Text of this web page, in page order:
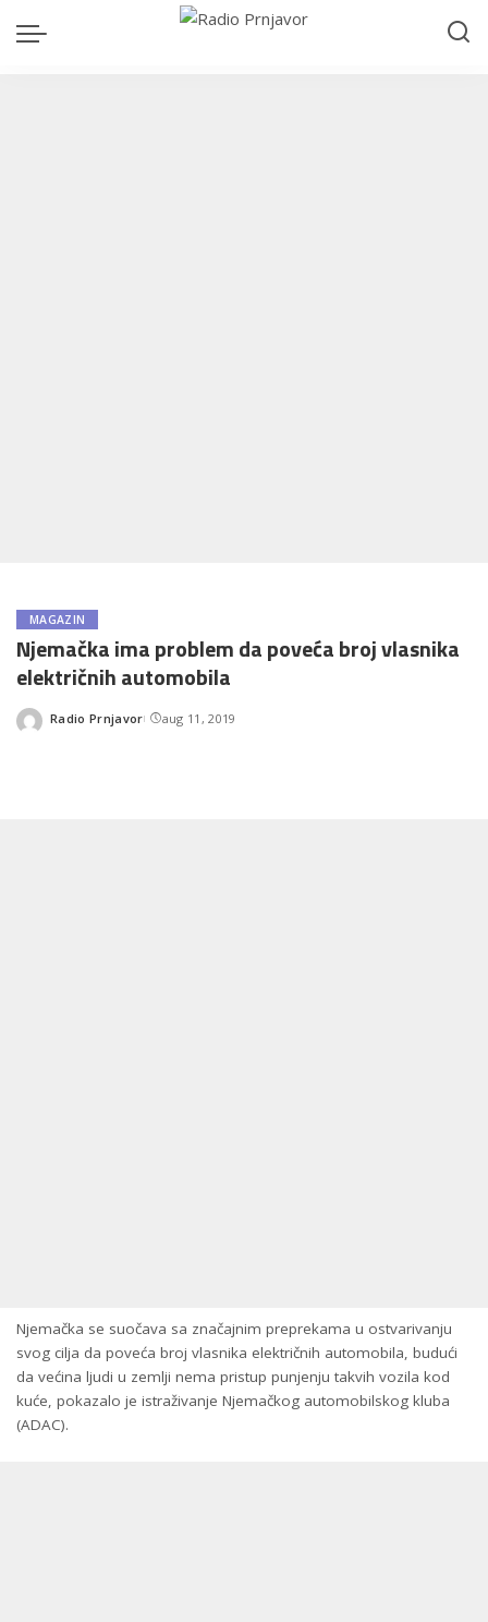
MAGAZIN
Njemačka ima problem da poveća broj vlasnika
električnih automobila
Posted
Radio Prnjavor aug 11, 2019
Njemačka se suočava sa značajnim preprekama u ostvarivanju
svog cilja da poveća broj vlasnika električnih automobila, budući
da većina ljudi u zemlji nema pristup punjenju takvih vozila kod
kuće, pokazalo je istraživanje Njemačkog automobilskog kluba
(ADAC).